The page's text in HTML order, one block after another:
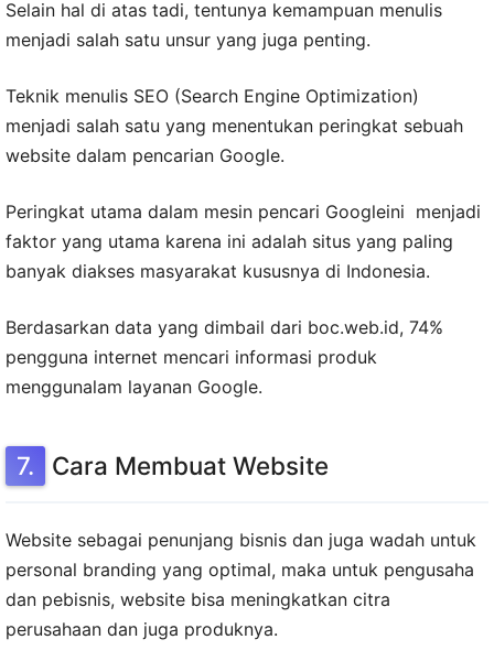
Selain hal di atas tadi, tentunya kemampuan menulis
menjadi salah satu unsur yang juga penting.
Teknik menulis SEO (Search Engine Optimization)
menjadi salah satu yang menentukan peringkat sebuah
website dalam pencarian Google.
Peringkat utama dalam mesin pencari Googleini menjadi
faktor yang utama karena ini adalah situs yang paling
banyak diakses masyarakat kususnya di Indonesia.
Berdasarkan data yang dimbail dari boc.web.id, 74%
pengguna internet mencari informasi produk
menggunalam layanan Google.
Cara Membuat Website
Website sebagai penunjang bisnis dan juga wadah untuk
personal branding yang optimal, maka untuk pengusaha
dan pebisnis, website bisa meningkatkan citra
perusahaan dan juga produknya.